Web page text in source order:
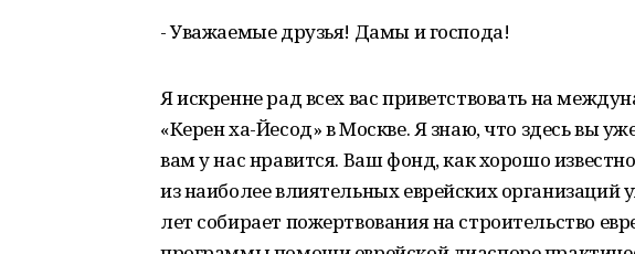
- Уважаемые друзья! Дамы и господа!
Я искренне рад всех вас приветствовать на
«Керен ха-Йесод» в Москве. Я знаю, что здесь вы
вам у нас нравится. Ваш фонд, как хорошо
из наиболее влиятельных еврейских организаций
лет собирает пожертвования на строительство